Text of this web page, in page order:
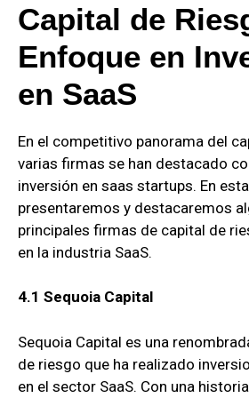
Capital de
Enfoque en
en SaaS
En el competitivo panorama del
varias firmas se han destacado
inversión en saas startups. En
presentaremos y destacaremos
principales firmas de capital de
en la industria SaaS.
4.1 Sequoia Capital
Sequoia Capital es una
de riesgo que ha realizado
en el sector SaaS. Con una